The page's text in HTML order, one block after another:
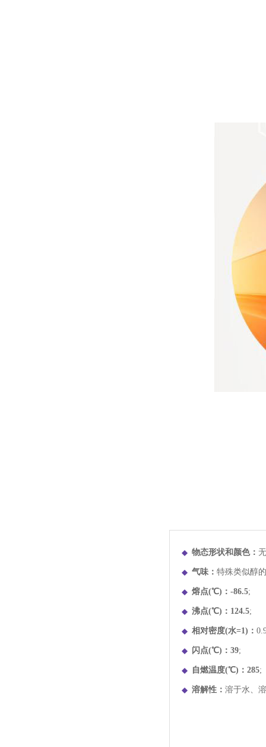
物态形状和颜色：
气味： 特殊类似醇
熔点(℃)：-86.5;
沸点(℃)：124.5;
相对密度(水=1)：
闪点(℃)：39;
自燃温度(℃)：285;
溶解性： 溶于水、